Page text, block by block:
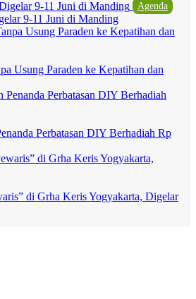
Agenda
9-11 Juni di Manding
Usung Paraden ke Kepatihan dan
Perbatasan DIY Berhadiah Rp
di Grha Keris Yogyakarta, Digelar